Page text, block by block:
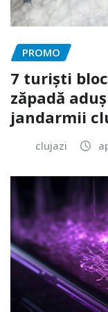
PROMO
7 turiști
zăpadă
jandarmii
clujazi